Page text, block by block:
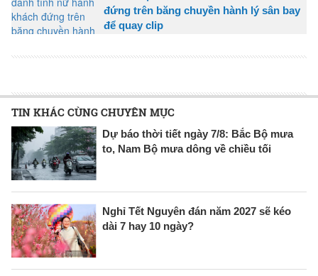
đứng trên băng chuyền hành lý sân bay
để quay clip
TIN KHÁC CÙNG CHUYÊN MỤC
Dự báo thời tiết ngày 7/8: Bắc Bộ mưa
to, Nam Bộ mưa dông về chiều tối
Nghỉ Tết Nguyên đán năm 2027 sẽ kéo
dài 7 hay 10 ngày?